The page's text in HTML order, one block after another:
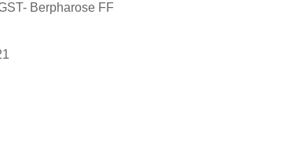
Berpharose FF